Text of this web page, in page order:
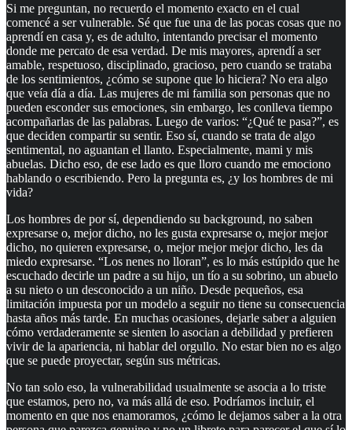
Si me preguntan, no recuerdo el momento exacto en el cual
comencé a ser vulnerable. Sé que fue una de las pocas cosas que no
aprendí en casa y, es de adulto, intentando precisar el momento
donde me percato de esa verdad. De mis mayores, aprendí a ser
amable, respetuoso, disciplinado, gracioso, pero cuando se trataba
de los sentimientos, ¿cómo se supone que lo hiciera? No era algo
que veía día a día. Las mujeres de mi familia son personas que no
pueden esconder sus emociones, sin embargo, les conlleva tiempo
acompañarlas de las palabras. Luego de varios: “¿Qué te pasa?”, es
que deciden compartir su sentir. Eso sí, cuando se trata de algo
sentimental, no aguantan el llanto. Especialmente, mami y mis
abuelas. Dicho eso, de ese lado es que lloro cuando me emociono
hablando o escribiendo. Pero la pregunta es, ¿y los hombres de mi
vida?
Los hombres de por sí, dependiendo su background, no saben
expresarse o, mejor dicho, no les gusta expresarse o, mejor mejor
dicho, no quieren expresarse, o, mejor mejor mejor dicho, les da
miedo expresarse. “Los nenes no lloran”, es lo más estúpido que he
escuchado decirle un padre a su hijo, un tío a su sobrino, un abuelo
a su nieto o un desconocido a un niño. Desde pequeños, esa
limitación impuesta por un modelo a seguir no tiene su consecuencia
hasta años más tarde. En muchas ocasiones, dejarle saber a alguien
cómo verdaderamente se sienten lo asocian a debilidad y prefieren
vivir de la apariencia, ni hablar del orgullo. No estar bien no es algo
que se puede proyectar, según sus métricas.
No tan solo eso, la vulnerabilidad usualmente se asocia a lo triste
que estamos, pero no, va más allá de eso. Podríamos incluir, el
momento en que nos enamoramos, ¿cómo le dejamos saber a la otra